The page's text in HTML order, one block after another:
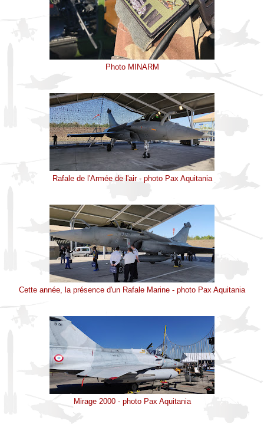
Photo MINARM
Rafale de l'Armée de l'air - photo Pax Aquitania
Cette année, la présence d'un Rafale Marine - photo Pax Aquitania
Mirage 2000 - photo Pax Aquitania